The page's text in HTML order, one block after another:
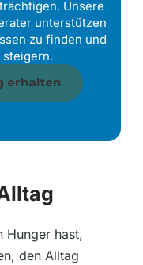
Unsere
unterstützen
zu finden und
erhalten
Hunger hast,
den Alltag